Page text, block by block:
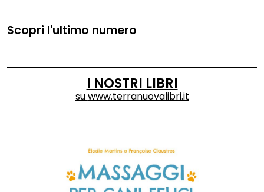
Scopri l'ultimo numero
I NOSTRI LIBRI
suwww.terranuovalibri.it